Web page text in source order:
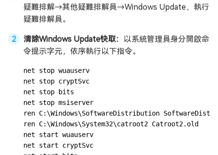
疑難排解→其他疑難排解員→Windows Update，執行
疑難排解員。
清除Windows Update快取： 以系統管理員身分開啟命
令提示字元，依序執行以下指令。
net stop wuauserv
net stop cryptSvc
net stop bits
net stop msiserver
ren C:\Windows\SoftwareDistribution
ren C:\Windows\System32\catroot2 Catroot2.old
net start wuauserv
net start cryptSvc